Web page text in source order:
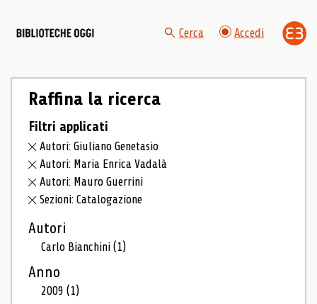
Cerca Accedi
Raffina la ricerca
Filtri applicati
Autori: Giuliano Genetasio
Autori: Maria Enrica Vadalà
Autori: Mauro Guerrini
Sezioni: Catalogazione
Autori
Carlo Bianchini(1)
Anno
2009(1)